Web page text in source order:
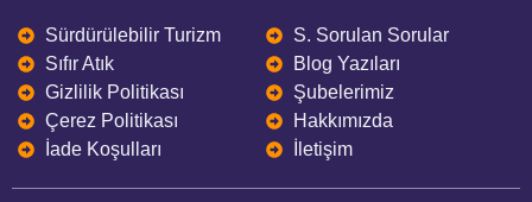
Sürdürülebilir Turizm
Sıfır Atık
Gizlilik Politikası
Çerez Politikası
İade Koşulları
S. Sorulan Sorular
Blog Yazıları
Şubelerimiz
Hakkımızda
İletişim